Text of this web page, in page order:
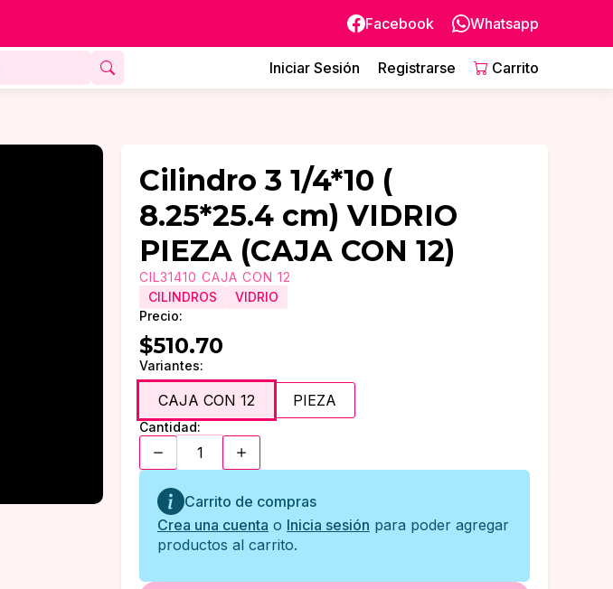
Facebook Whatsapp
Iniciar Sesión Registrarse Carrito
Cilindro 3 1/4*10 (
8.25*25.4 cm) VIDRIO
PIEZA (CAJA CON 12)
CIL31410 CAJA CON 12
CILINDROS
VIDRIO
Precio:
$510.70
Variantes:
CAJA CON 12 PIEZA
Cantidad:
Carrito de compras
Crea una cuenta o Inicia sesión para poder agregar
productos al carrito.